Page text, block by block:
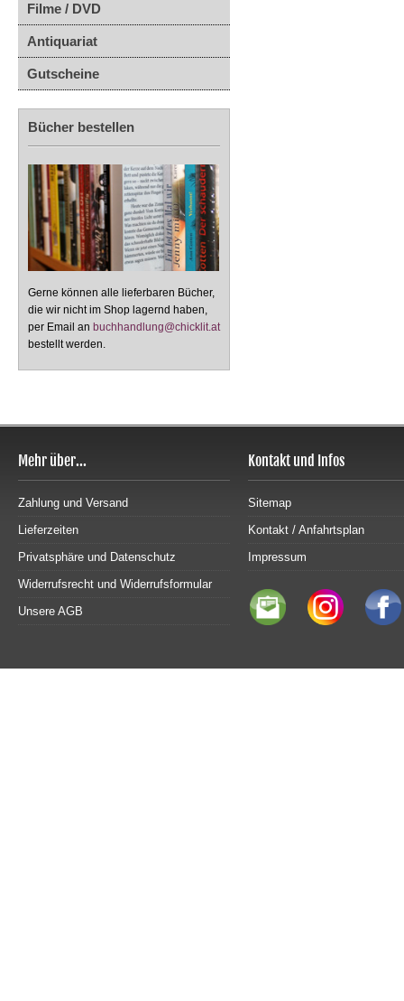
Filme / DVD
Antiquariat
Gutscheine
Bücher bestellen
Gerne können alle lieferbaren Bücher,
die wir nicht im Shop lagernd haben,
per Email an buchhandlung@chicklit.at
bestellt werden.
Mehr über...
Zahlung und Versand
Lieferzeiten
Privatsphäre und Datenschutz
Widerrufsrecht und Widerrufsformular
Unsere AGB
Kontakt und Infos
Sitemap
Kontakt / Anfahrtsplan
Impressum